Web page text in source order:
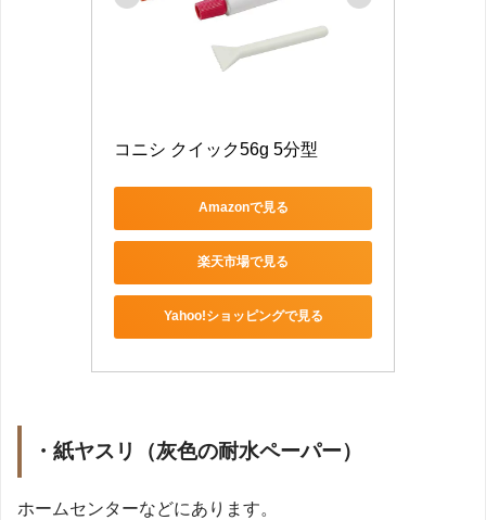
コニシ クイック56g 5分型
Amazonで見る
楽天市場で見る
Yahoo!ショッピングで見る
・紙ヤスリ（灰色の耐水ペーパー）
ホームセンターなどにあります。